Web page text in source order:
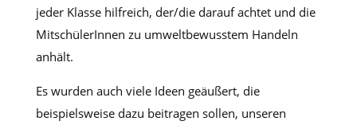
jeder Klasse hilfreich, der/die darauf achtet und die
MitschülerInnen zu umweltbewusstem Handeln
anhält.
Es wurden auch viele Ideen geäußert, die
beispielsweise dazu beitragen sollen, unseren